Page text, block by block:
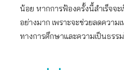
น้อย หากการฟ้องครั้งนี้สำเร็จจ
อย่างมาก เพราะจะช่วยลดความ
ทางการศึกษาและความเป็นธรร